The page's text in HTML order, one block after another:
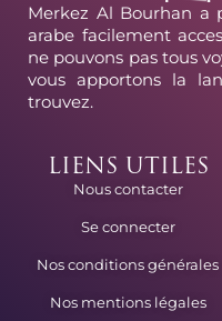
Merkez Al Bourhan
arabe facilement
ne pouvons pas tous
vous apportons la
trouvez.
LIENS UTILES
Nous contacter
Se connecter
Nos conditions générales
Nos mentions légales